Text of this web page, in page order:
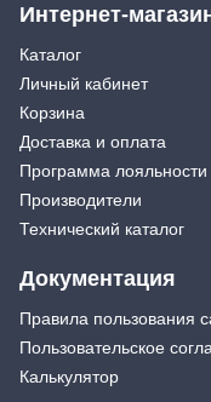
Интернет-
Каталог
Личный кабинет
Корзина
Доставка и оплата
Программа лояльности
Производители
Технический каталог
Документация
Правила пользования
Пользовательское
Калькулятор